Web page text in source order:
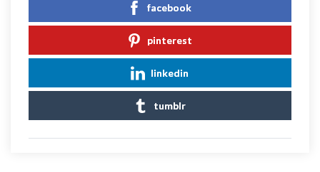
facebook
pinterest
linkedin
tumblr